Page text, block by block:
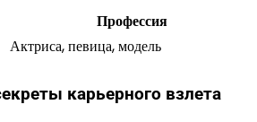
Профессия
Актриса, певица, модель
карьерного взлета